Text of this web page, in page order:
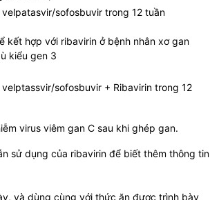
velpatasvir/sofosbuvir trong 12 tuần
kết hợp với ribavirin ở bệnh nhân xơ gan
kiểu gen 3
velptassvir/sofosbuvir + Ribavirin trong 12
virus viêm gan C sau khi ghép gan.
sử dụng của ribavirin để biết thêm thông tin
và dùng cùng với thức ăn được trình bày